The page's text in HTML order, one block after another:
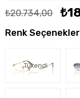
₺20.734,00
Renk
Tükendi